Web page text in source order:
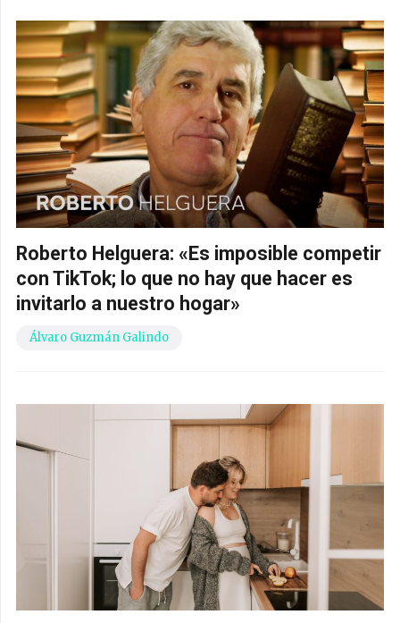
Roberto Helguera: «Es imposible competir
con TikTok; lo que no hay que hacer es
invitarlo a nuestro hogar»
Álvaro Guzmán Galindo